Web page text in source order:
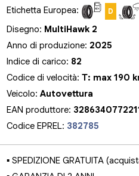
Etichetta Europea:
D
Disegno: MultiHawk 2
Anno di produzione: 2025
Indice di carico: 82
Codice di velocità:T: max 190
Veicolo:Autovettura
EAN produttore:
Codice EPREL: 382785
▪ SPEDIZIONE GRATUITA